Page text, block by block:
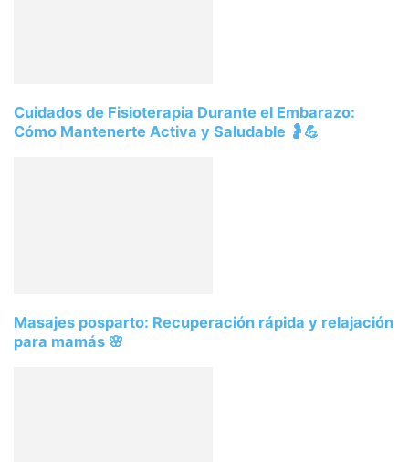
Cuidados de Fisioterapia Durante el Embarazo:
Cómo Mantenerte Activa y Saludable 🤰💪
Masajes posparto: Recuperación rápida y relajación
para mamás 🌸